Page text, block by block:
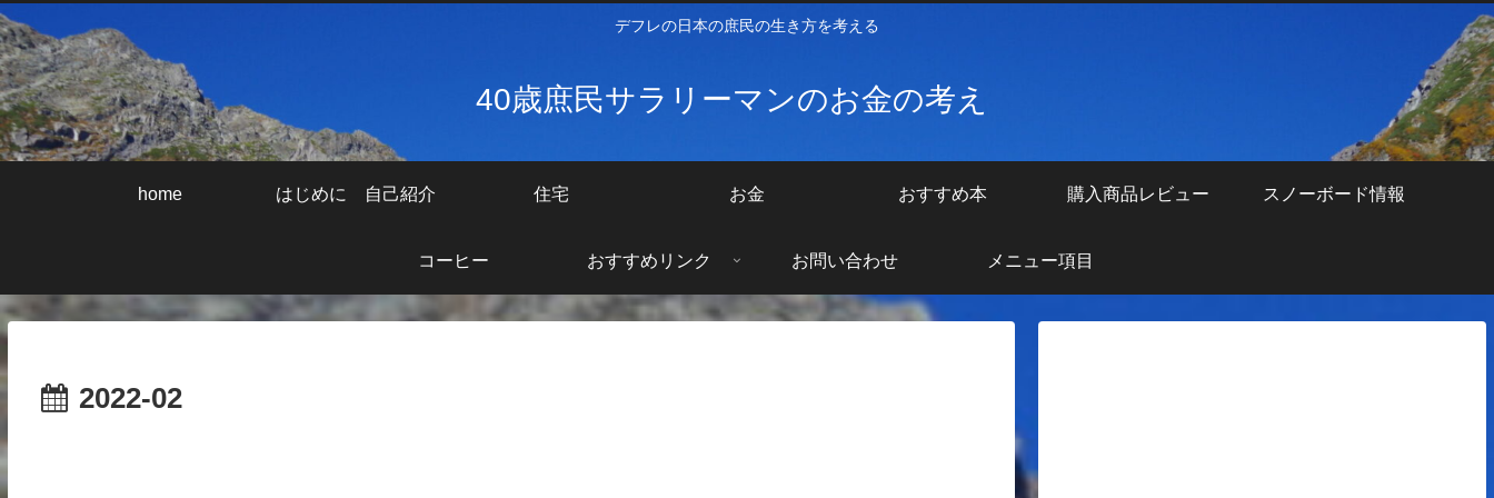
デフレの日本の庶民の生き方を考える
40歳庶民サラリーマンのお金の考え
home はじめに 自己紹介 住宅 お金 おすすめ本 購入商品レビュー スノーボード情報
コーヒー おすすめリンク お問い合わせ メニュー項目
2022-02